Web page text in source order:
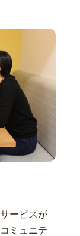
ービスが
ミュニテ